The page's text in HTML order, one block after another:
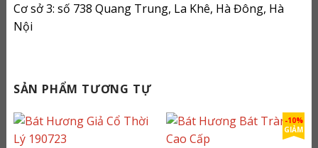
Cơ sở 3: số 738 Quang Trung, La Khê, Hà Đông, Hà
Nội
SẢN PHẨM TƯƠNG TỰ
-10%
GIẢM